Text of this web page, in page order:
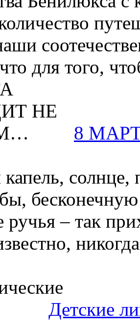
для того,
8
капель,
ручья – так
Детские